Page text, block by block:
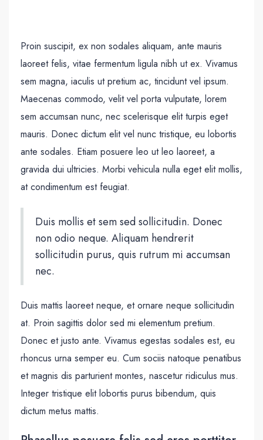
Proin suscipit, ex non sodales aliquam, ante mauris
laoreet felis, vitae fermentum ligula nibh ut ex. Vivamus
sem magna, iaculis ut pretium ac, tincidunt vel ipsum.
Maecenas commodo, velit vel porta vulputate, lorem
sem accumsan nunc, nec scelerisque elit turpis eget
mauris. Donec dictum elit vel nunc tristique, eu lobortis
ante sodales. Etiam posuere leo ut leo laoreet, a
gravida dui ultricies. Morbi vehicula nulla eget elit mollis,
at condimentum est feugiat.
Duis mollis et sem sed sollicitudin. Donec
non odio neque. Aliquam hendrerit
sollicitudin purus, quis rutrum mi accumsan
nec.
Duis mattis laoreet neque, et ornare neque sollicitudin
at. Proin sagittis dolor sed mi elementum pretium.
Donec et justo ante. Vivamus egestas sodales est, eu
rhoncus urna semper eu. Cum sociis natoque penatibus
et magnis dis parturient montes, nascetur ridiculus mus.
Integer tristique elit lobortis purus bibendum, quis
dictum metus mattis.